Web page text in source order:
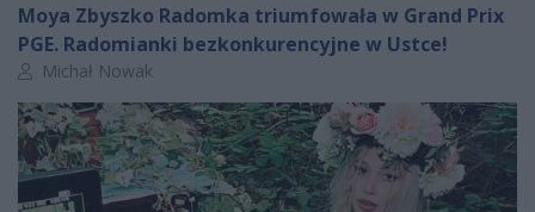
Moya Zbyszko Radomka triumfowała w Grand Prix
PGE. Radomianki bezkonkurencyjne w Ustce!
Autor artykułu:
Michał Nowak